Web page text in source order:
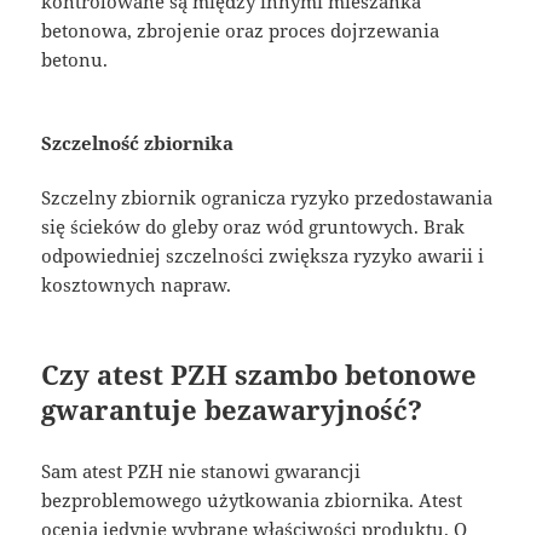
betonowa, zbrojenie oraz proces dojrzewania
betonu.
Szczelność zbiornika
Szczelny zbiornik ogranicza ryzyko przedostawania
się ścieków do gleby oraz wód gruntowych. Brak
odpowiedniej szczelności zwiększa ryzyko awarii i
kosztownych napraw.
Czy atest PZH szambo betonowe
gwarantuje bezawaryjność?
Sam atest PZH nie stanowi gwarancji
bezproblemowego użytkowania zbiornika. Atest
ocenia jedynie wybrane właściwości produktu. O